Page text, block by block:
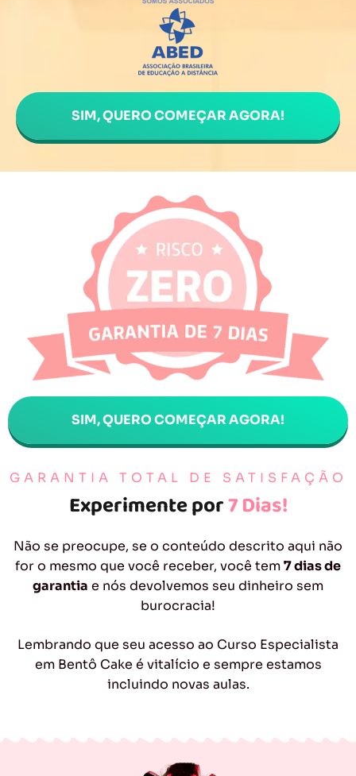
SIM, QUERO COMEÇAR AGORA!
GARANTIA TOTAL DE SATISFAÇÃO
Experimente por7 Dias!
Não se preocupe, se o conteúdo descrito aqui não
for o mesmo que você receber, você tem7 dias de
garantia e nós devolvemos seu dinheiro sem
burocracia!
Lembrando que seu acesso ao Curso Especialista
em Bentô Cake é vitalício e sempre estamos
incluindo novas aulas.
SIM, QUERO COMEÇAR AGORA!